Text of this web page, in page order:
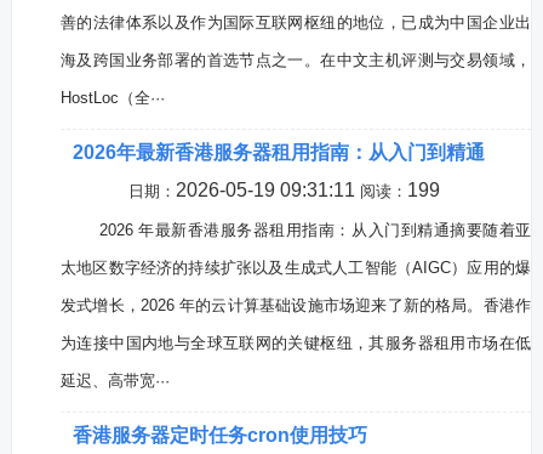
善的法律体系以及作为国际互联网枢纽的地位，已成为中国企业出
海及跨国业务部署的首选节点之一。在中文主机评测与交易领域，
HostLoc（全···
2026年最新香港服务器租用指南：从入门到精通
日期： 2026-05-19 09:31:11 阅读： 199
2026 年最新香港服务器租用指南：从入门到精通摘要随着亚
太地区数字经济的持续扩张以及生成式人工智能（AIGC）应用的爆
发式增长，2026 年的云计算基础设施市场迎来了新的格局。香港作
为连接中国内地与全球互联网的关键枢纽，其服务器租用市场在低
延迟、高带宽···
香港服务器定时任务cron使用技巧